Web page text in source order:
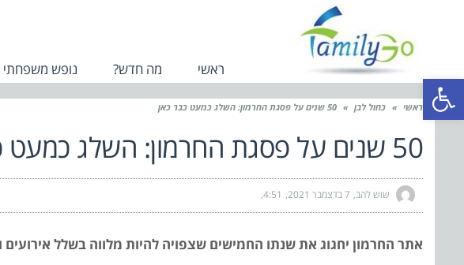
פתח סרגל נגישות ראשי מה חדש? נופש משפחתי
ראשי » כחול לבן » 50 שנים על פסגת החרמון: השלג כמעט כבר כאן
50 שנים על פסגת החרמון: השלג כמעט כבר כאן
שוש להב 7 בדצמבר 2021 4:51
אתר החרמון יחגוג את שנתו החמישים שצפויה להיות מלווה בשלל